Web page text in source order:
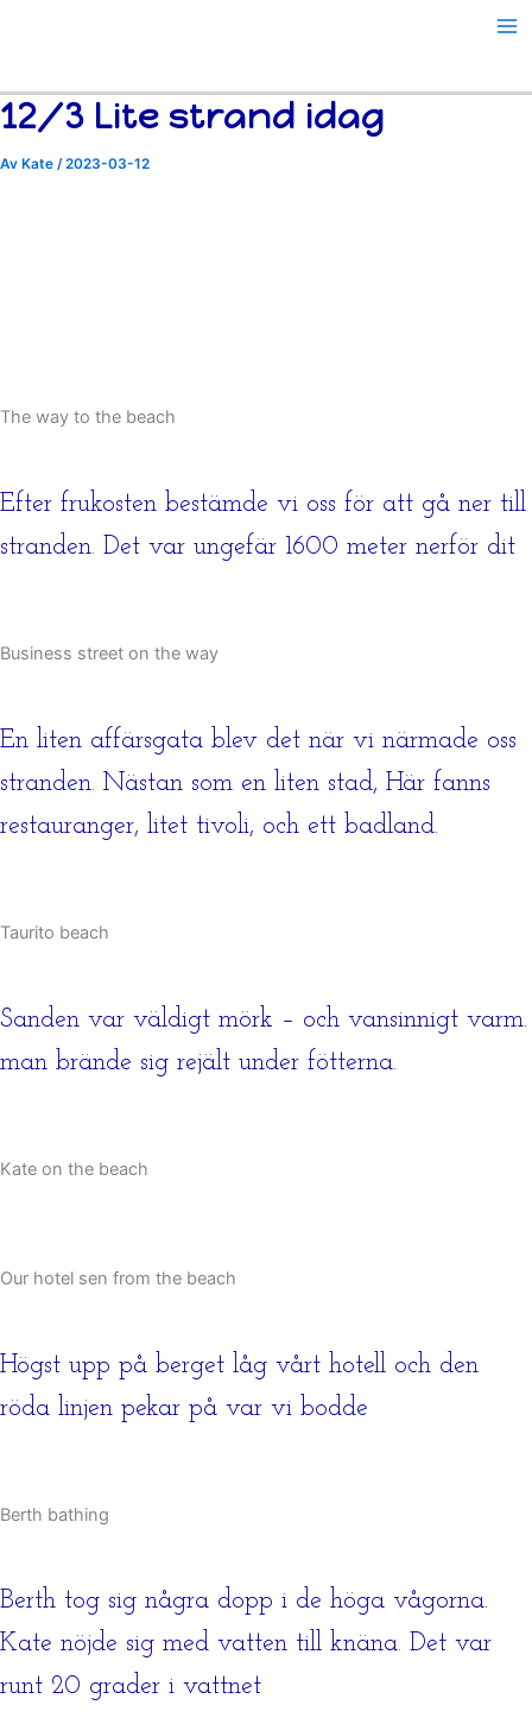
12/3 Lite strand idag
Av Kate /2023-03-12
The way to the beach
Efter frukosten bestämde vi oss för att gå ner till
stranden. Det var ungefär 1600 meter nerför dit
Business street on the way
En liten affärsgata blev det när vi närmade oss
stranden. Nästan som en liten stad, Här fanns
restauranger, litet tivoli, och ett badland.
Taurito beach
Sanden var väldigt mörk – och vansinnigt varm.
man brände sig rejält under fötterna.
Kate on the beach
Our hotel sen from the beach
Högst upp på berget låg vårt hotell och den
röda linjen pekar på var vi bodde
Berth bathing
Berth tog sig några dopp i de höga vågorna.
Kate nöjde sig med vatten till knäna. Det var
runt 20 grader i vattnet